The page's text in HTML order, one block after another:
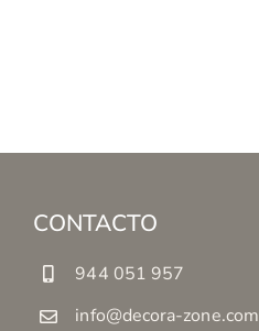
CONTACTO
944 051 957
info@decora-zone.com